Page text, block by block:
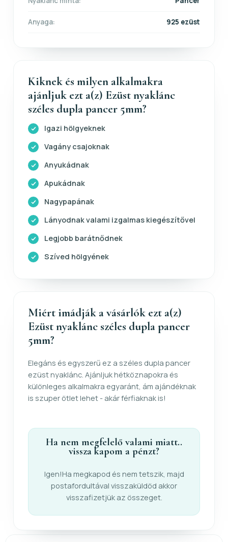
Anyaga: 925 ezüst
Kiknek és milyen alkalmakra
ajánljuk ezt a(z) Ezüst nyaklánc
széles dupla pancer 5mm?
Igazi hölgyeknek
Vagány csajoknak
Anyukádnak
Apukádnak
Nagypapának
Lányodnak valami izgalmas kiegészítővel
Legjobb barátnődnek
Szíved hölgyének
Miért imádják a vásárlók ezt a(z)
Ezüst nyaklánc széles dupla pancer
5mm?
Elegáns és egyszerű ez a széles dupla pancer
ezüst nyaklánc. Ajánljuk hétköznapokra és
különleges alkalmakra egyaránt, ám ajándéknak
is szuper ötlet lehet - akár férfiaknak is!
Ha nem megfelelő valami miatt..
vissza kapom a pénzt?
Igen!Ha megkapod és nem tetszik, majd
postafordultával visszaküldöd akkor
visszafizetjük az összeget.